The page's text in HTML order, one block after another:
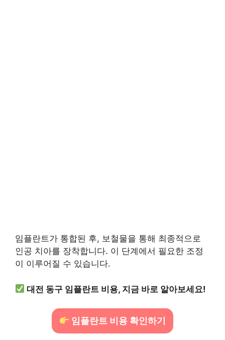
임플란트가 통합된 후, 보철물을 통해 최종적으로
인공 치아를 장착합니다. 이 단계에서 필요한 조정
이 이루어질 수 있습니다.
대전 동구 임플란트 비용, 지금 바로 알아보세요!
임플란트 비용 확인하기